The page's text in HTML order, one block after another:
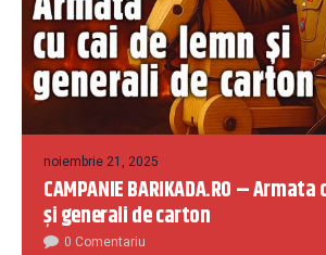
noiembrie 21, 2025
CAMPANIE BARIKADA.RO –
și generali de carton
0 Comentariu